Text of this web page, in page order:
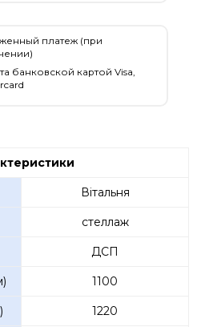
платеж (при
банковской картой Visa,
Вітальня
стеллаж
ДСП
1100
1220